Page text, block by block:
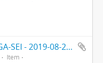
REUNIAO 008 - CGA-SEI - 2019-08-28- PPO
Item